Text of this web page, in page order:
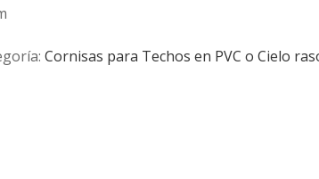
Cornisas para Techos en PVC o Cielo